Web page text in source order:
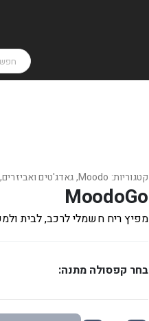
קטגוריות: Moodo
,גאדג'טים ואביזרים,
MoodoGo
מפיץ ריח חשמלי לרכב, לבית
בחר קפסולה מתנה